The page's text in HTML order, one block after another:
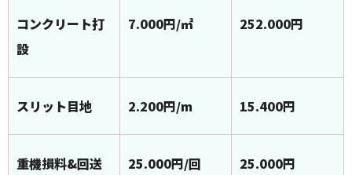
コンクリート打
設
7.000円/㎡ 252.000円
スリット目地 2.200円/m 15.400円
重機損料&回送
25.000円/回 25.000円